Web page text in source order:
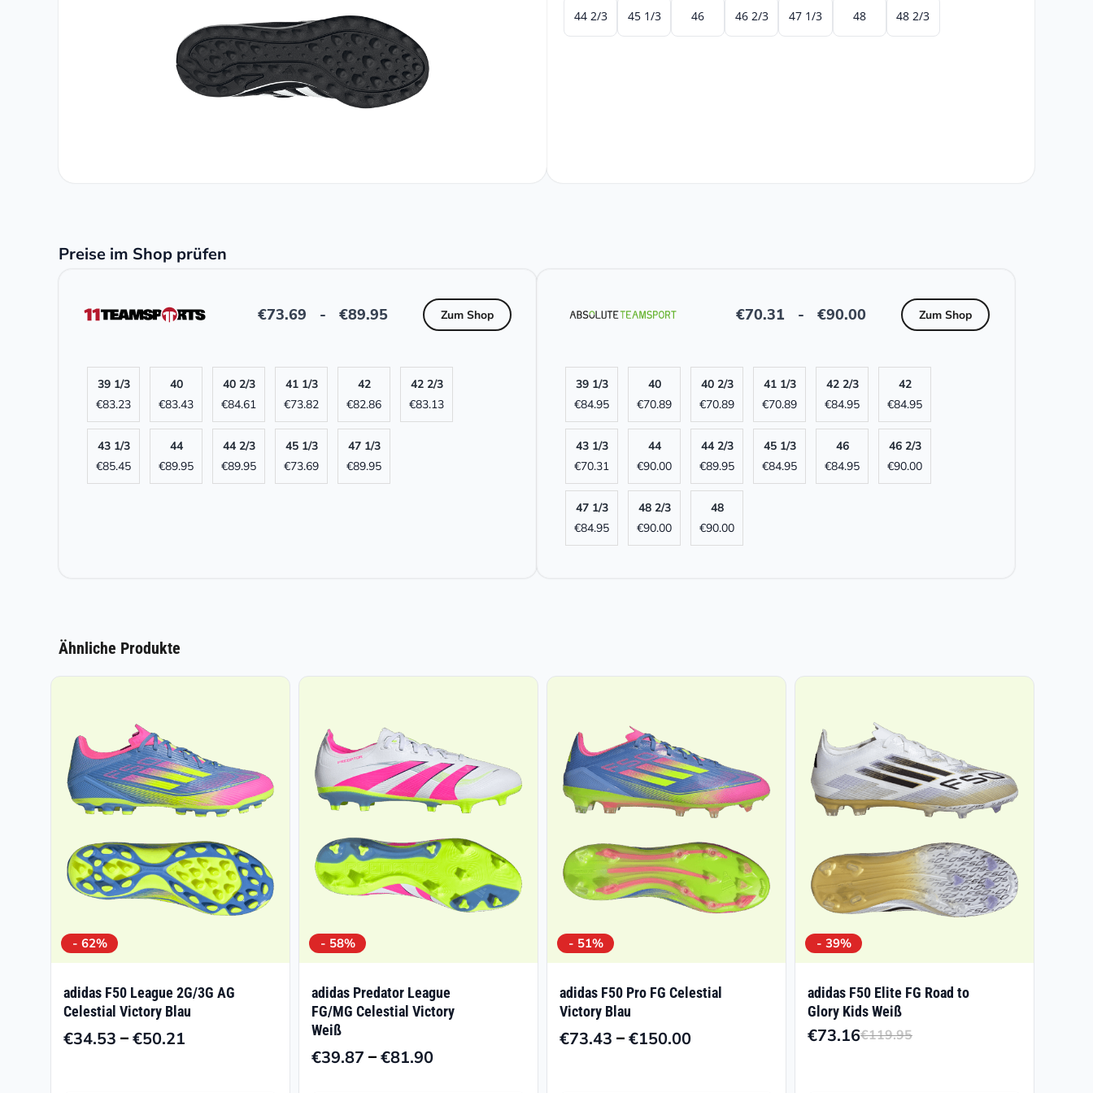
44 2/3 45 1/3 46 46 2/3 47 1/3 48 48 2/3
Preise im Shop prüfen
€73.69 - €89.95 Zum Shop
39 1/3
€83.23
40
€83.43
40 2/3
€84.61
41 1/3
€73.82
42
€82.86
42 2/3
€83.13
43 1/3
€85.45
44
€89.95
44 2/3
€89.95
45 1/3
€73.69
47 1/3
€89.95
€70.31 - €90.00 Zum Shop
39 1/3
€84.95
40
€70.89
40 2/3
€70.89
41 1/3
€70.89
42 2/3
€84.95
42
€84.95
43 1/3
€70.31
44
€90.00
44 2/3
€89.95
45 1/3
€84.95
46
€84.95
46 2/3
€90.00
47 1/3
€84.95
48 2/3
€90.00
48
€90.00
Ähnliche Produkte
- 62%
adidas F50 League 2G/3G AG
Celestial Victory Blau
€34.53 –€50.21Preisspanne:
- 58%
adidas Predator League
FG/MG Celestial Victory
Weiß
€39.87 –€81.90Preisspanne:
- 51%
adidas F50 Pro FG Celestial
Victory Blau
€73.43 –€150.00Preisspanne:
- 39%
adidas F50 Elite FG Road to
Glory Kids Weiß
€119.95
€73.16